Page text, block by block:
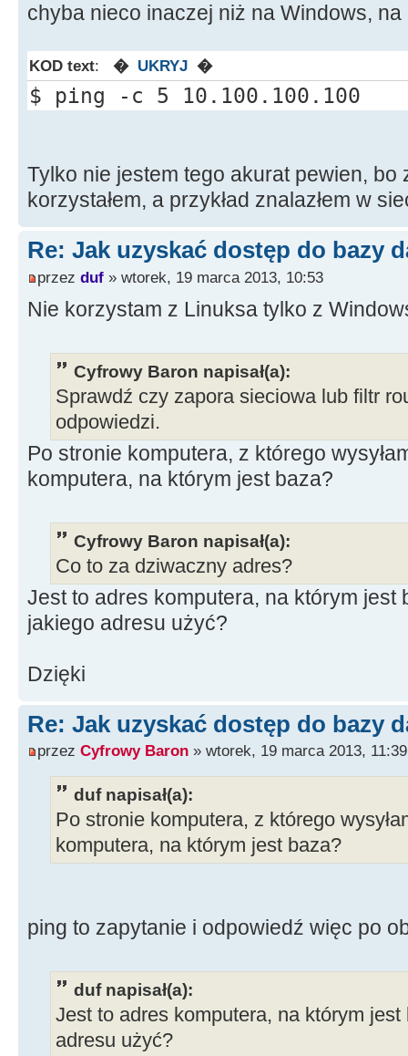
chyba nieco inaczej niż na Windows, na
KOD text: � UKRYJ �
$ ping -c 5 10.100.100.100
Tylko nie jestem tego akurat pewien, bo
korzystałem, a przykład znalazłem w
Re: Jak uzyskać dostęp do bazy
przez duf » wtorek, 19 marca 2013, 10:53
Nie korzystam z Linuksa tylko z
Cyfrowy Baron napisał(a):
Sprawdź czy zapora sieciowa lub filtr
odpowiedzi.
Po stronie komputera, z którego
komputera, na którym jest baza?
Cyfrowy Baron napisał(a):
Co to za dziwaczny adres?
Jest to adres komputera, na którym jest
jakiego adresu użyć?
Dzięki
Re: Jak uzyskać dostęp do bazy
przez Cyfrowy Baron » wtorek, 19 marca 2013, 11:39
duf napisał(a):
Po stronie komputera, z którego
komputera, na którym jest baza?
ping to zapytanie i odpowiedź więc po
duf napisał(a):
Jest to adres komputera, na którym
adresu użyć?